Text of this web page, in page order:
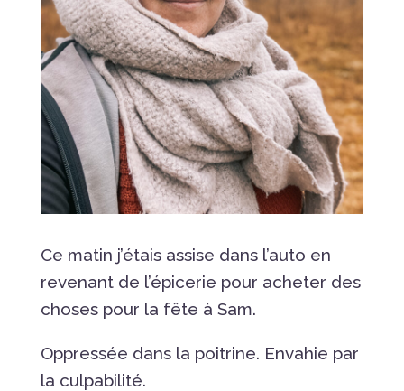
Ce matin j’étais assise dans l’auto en
revenant de l’épicerie pour acheter des
choses pour la fête à Sam.
Oppressée dans la poitrine. Envahie par
la culpabilité.